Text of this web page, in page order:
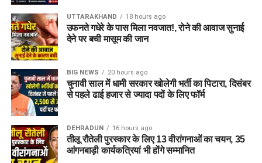
UTTARAKHAND 18 hours ago
उफनते गधेरे के पास मिला नवजात!, रोने की आवाज सुनाई
देने पर बची मासूम की जान
BIG NEWS 20 hours ago
चुनावी साल में धामी सरकार खोलेगी भर्ती का पिटारा, दिसंबर
से पहले ढाई हजार से ज्यादा पदों के लिए फॉर्म
DEHRADUN 16 hours ago
तीलू रौतेली पुरस्कार के लिए 13 वीरांगनाओं का चयन, 35
आंगनबाड़ी कार्यकत्रियां भी होंगे सम्मानित